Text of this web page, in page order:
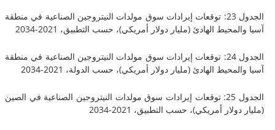
الجدول 23: توقعات إيرادات سوق مولدات النيتروجين الصناعية في منطقة
الهادئ (مليار دولار أمريكي)، حسب التطبيق، 2021-2034
الجدول 24: توقعات إيرادات سوق مولدات النيتروجين الصناعية في منطقة
الهادئ (مليار دولار أمريكي)، حسب الدولة، 2021-2034
الجدول 25: توقعات إيرادات سوق مولدات النيتروجين الصناعية في الصين
أمريكي)، حسب التطبيق، 2021-2034